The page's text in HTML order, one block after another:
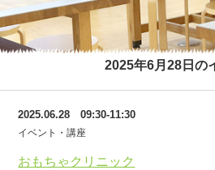
2025年6月28日の
おもちゃクリニック
2025.06.28 09:30-11:30
イベント・講座